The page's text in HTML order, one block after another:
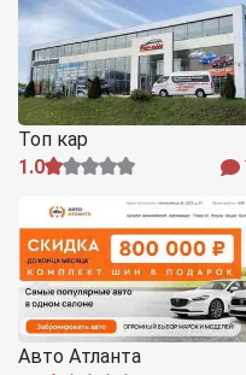
Топ кар
1.0
Авто Атланта